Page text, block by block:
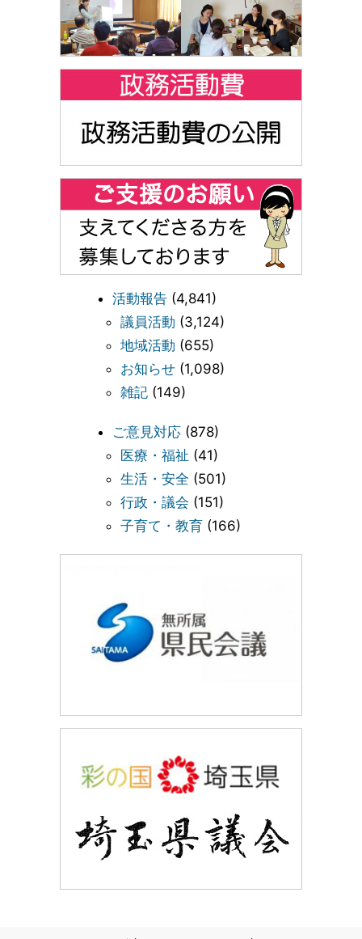
活動報告 (4,841)
議員活動 (3,124)
地域活動 (655)
お知らせ (1,098)
雑記 (149)
ご意見対応 (878)
医療・福祉 (41)
生活・安全 (501)
行政・議会 (151)
子育て・教育 (166)